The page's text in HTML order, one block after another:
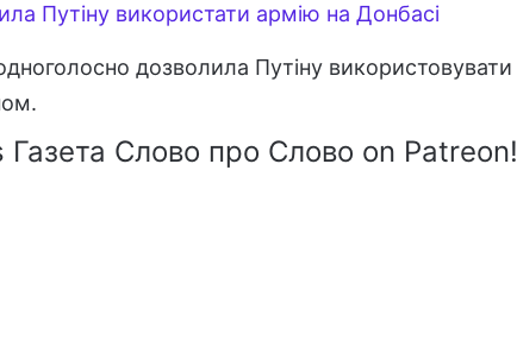
Путіну використати армію на Донбасі
дозволила Путіну використовувати
Слово про Слово on Patreon!